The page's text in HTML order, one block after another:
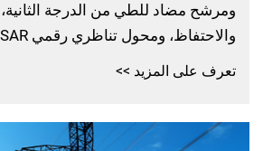
ومرشح مضاد للطي من الدرجة
والاحتفاظ، ومحول تناظري رقمي SAR بحجم 16 بت...
تعرف على المزيد >>